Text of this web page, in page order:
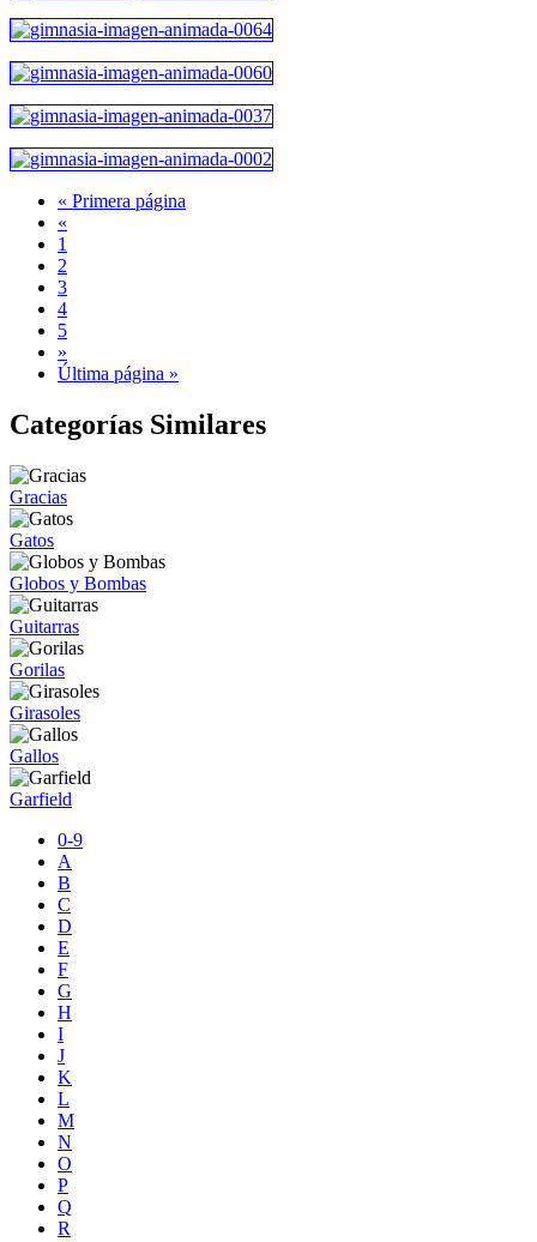
« Primera página
«
1
2
3
4
5
»
Última página »
Categorías Similares
Gracias
Gatos
Globos y Bombas
Guitarras
Gorilas
Girasoles
Gallos
Garfield
0-9
A
B
C
D
E
F
G
H
I
J
K
L
M
N
O
P
Q
R